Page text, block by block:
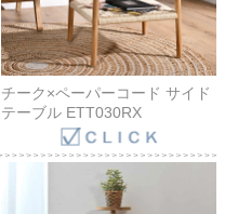
チーク×ペーパーコード サイド
テーブル ETT030RX